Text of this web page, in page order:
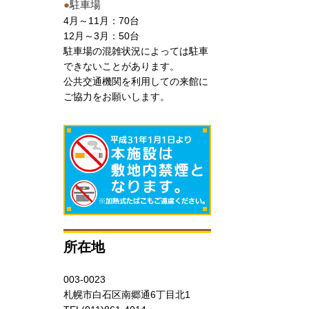
●駐車場
4月～11月：70台
12月～3月：50台
駐車場の混雑状況によっては駐車
できないことがあります。
公共交通機関を利用しての来館に
ご協力をお願いします。
所在地
003-0023
札幌市白石区南郷通6丁目北1